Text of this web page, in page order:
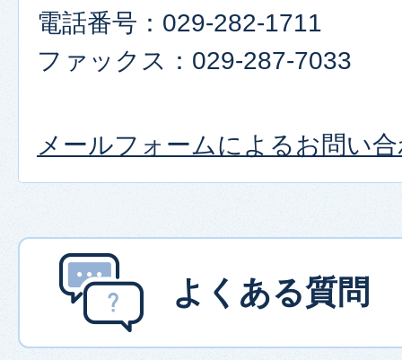
電話番号：029-282-1711
ファックス：029-287-7033
メールフォームによるお問い
よくある質問